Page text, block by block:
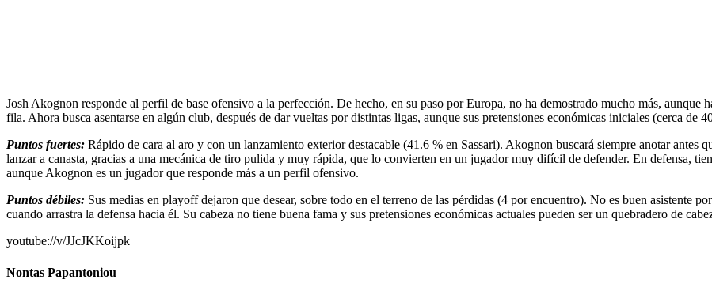
Josh Akognon responde al perfil de base ofensivo a la perfección. De hecho, en su paso por Europa, no ha demostrado mucho más, aunque
fila. Ahora busca asentarse en algún club, después de dar vueltas por distintas ligas, aunque sus pretensiones económicas iniciales (cerca de
Puntos fuertes: Rápido de cara al aro y con un lanzamiento exterior destacable (41.6 % en Sassari). Akognon buscará siempre anotar antes
lanzar a canasta, gracias a una mecánica de tiro pulida y muy rápida, que lo convierten en un jugador muy difícil de defender. En defensa,
aunque Akognon es un jugador que responde más a un perfil ofensivo.
Puntos débiles: Sus medias en playoff dejaron que desear, sobre todo en el terreno de las pérdidas (4 por encuentro). No es buen asistente
cuando arrastra la defensa hacia él. Su cabeza no tiene buena fama y sus pretensiones económicas actuales pueden ser un quebradero de
youtube://v/JJcJKKoijpk
Nontas Papantoniou